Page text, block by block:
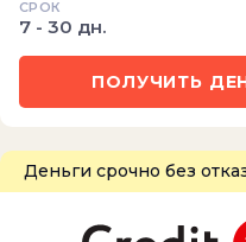
СРОК
7 - 30 дн.
ПОЛУЧИТЬ
Деньги срочно без